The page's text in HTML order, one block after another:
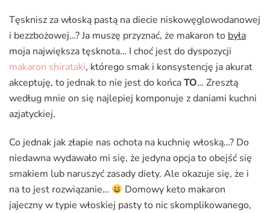
Tęsknisz za włoską pastą na diecie niskowęglowodanowej
i bezzbożowej…? Ja muszę przyznać, że makaron to była
moja największa tęsknota… I choć jest do dyspozycji
makaron shirataki, którego smak i konsystencję ja akurat
akceptuję, to jednak to nie jest do końcaTO… Zresztą
według mnie on się najlepiej komponuje z daniami kuchni
azjatyckiej.
Co jednak jak złapie nas ochota na kuchnię włoską…? Do
niedawna wydawało mi się, że jedyna opcja to obejść się
smakiem lub naruszyć zasady diety. Ale okazuje się, że i
na to jest rozwiązanie…
Domowy keto makaron
jajeczny w typie włoskiej pasty to nic skomplikowanego,